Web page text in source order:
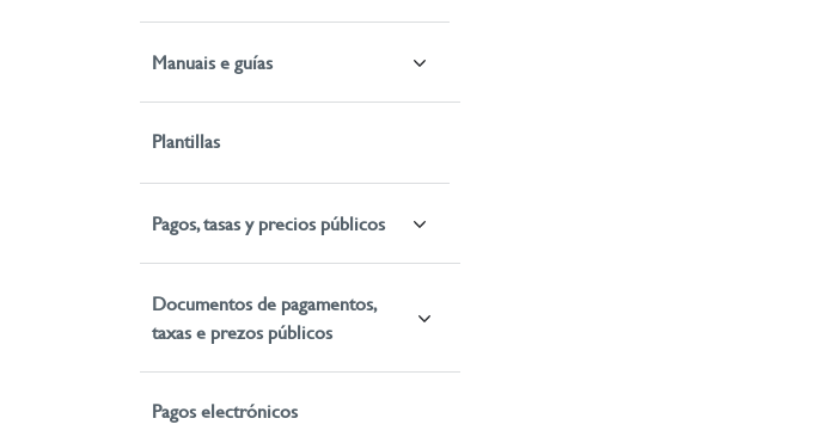
Manuais e guías
Plantillas
Pagos, tasas y precios públicos
Documentos de pagamentos,
taxas e prezos públicos
Pagos electrónicos